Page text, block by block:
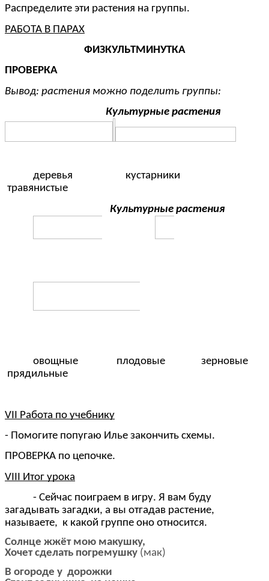
Распределите эти растения на группы.
РАБОТА В ПАРАХ
ФИЗКУЛЬТМИНУТКА
ПРОВЕРКА
Вывод: растения можно поделить группы:
Культурные растения
деревья кустарники
травянистые
Культурные растения
овощные плодовые зерновые
прядильные
VII Работа по учебнику
- Помогите попугаю Илье закончить схемы.
ПРОВЕРКА по цепочке.
VIII Итог урока
- Сейчас поиграем в игру. Я вам буду
загадывать загадки, а вы отгадав растение,
называете, к какой группе оно относится.
Солнце жжёт мою макушку,
Хочет сделать погремушку (мак)
В огороде у дорожки